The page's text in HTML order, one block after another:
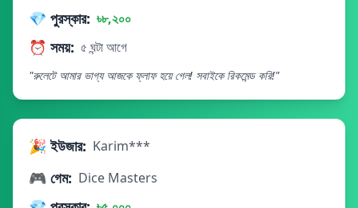
💎 পুরস্কার: ৳৮,২০০
⏰ সময়: ৫ ঘন্টা আগে
"রুলেটে আমার ভাগ্য আজকে ফ্লাফ হয়ে গেল! সবাইকে রিকমেন্ড করি!"
🎉 ইউজার: Karim***
🎮 গেম: Dice Masters